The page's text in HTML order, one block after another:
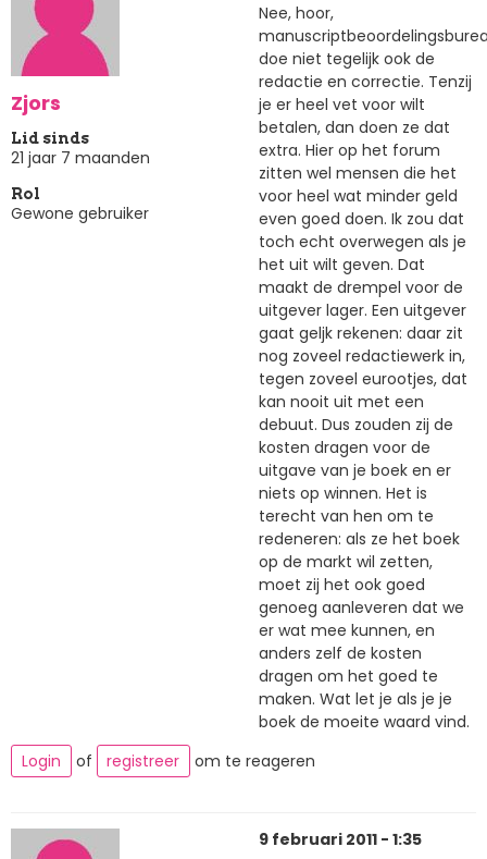
Zjors
Lid sinds
21 jaar 7 maanden
Rol
Gewone gebruiker
Nee, hoor,
doe niet tegelijk ook de
redactie en correctie. Tenzij
je er heel vet voor wilt
betalen, dan doen ze dat
extra. Hier op het forum
zitten wel mensen die het
voor heel wat minder geld
even goed doen. Ik zou dat
toch echt overwegen als je
het uit wilt geven. Dat
maakt de drempel voor de
uitgever lager. Een uitgever
gaat geljk rekenen: daar zit
nog zoveel redactiewerk in,
tegen zoveel eurootjes, dat
kan nooit uit met een
debuut. Dus zouden zij de
kosten dragen voor de
uitgave van je boek en er
niets op winnen. Het is
terecht van hen om te
redeneren: als ze het boek
op de markt wil zetten,
moet zij het ook goed
genoeg aanleveren dat we
er wat mee kunnen, en
anders zelf de kosten
dragen om het goed te
maken. Wat let je als je je
boek de moeite waard vind.
Login
of registreer om te reageren
9 februari 2011 - 1:35